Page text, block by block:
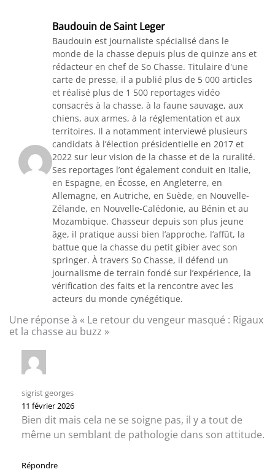
Baudouin de Saint Leger
Baudouin est journaliste spécialisé dans le
monde de la chasse depuis plus de quinze ans et
rédacteur en chef de So Chasse. Titulaire d'une
carte de presse, il a publié plus de 5 000 articles
et réalisé plus de 1 500 reportages vidéo
consacrés à la chasse, à la faune sauvage, aux
chiens, aux armes, à la réglementation et aux
territoires. Il a notamment interviewé plusieurs
candidats à l’élection présidentielle en 2017 et
2022 sur leur vision de la chasse et de la ruralité.
Ses reportages l’ont également conduit en Italie,
en Espagne, en Écosse, en Angleterre, en
Allemagne, en Autriche, en Suède, en Nouvelle-
Zélande, en Nouvelle-Calédonie, au Bénin et au
Mozambique. Chasseur depuis son plus jeune
âge, il pratique aussi bien l’approche, l’affût, la
battue que la chasse du petit gibier avec son
springer. À travers So Chasse, il défend un
journalisme de terrain fondé sur l’expérience, la
vérification des faits et la rencontre avec les
acteurs du monde cynégétique.
Une réponse à « Le retour du vengeur masqué : Rigaux
et la chasse au buzz »
sigrist georges
11 février 2026
Bien dit mais cela ne se soigne pas, il y a tout de
même un semblant de pathologie dans son attitude.
Répondre